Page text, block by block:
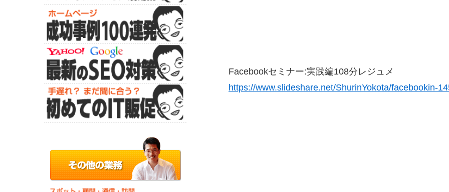
Facebookセミナー:実践編108分レジュメ
https://www.slideshare.net/ShurinYokota/facebookin-